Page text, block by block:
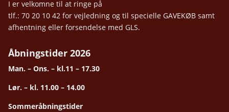
I er velkomne til at ringe på
tlf.: 70 20 10 42 for vejledning og til specielle GAVEKØB samt
afhentning eller forsendelse med GLS.
Åbningstider 2026
Man. – Ons. – kl.11 – 17.30
Lør. – kl. 11.00 – 14.00
Sommeråbningstider